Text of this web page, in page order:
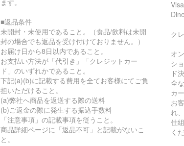
ます。
■返品条件
未開封・未使用であること。（食品/飲料は未開
封の場合でも返品を受け付けておりません。）
お届け日から8日以内であること。
お支払い方法が「代引き」「クレジットカー
ド」のいずれかであること。
下記(a)(b)に記載する費用を全てお客様にてご負
担いただけること。
(a)弊社へ商品を返送する際の送料
(b)ご返金の際に発生する振込手数料
「注意事項」の記載事項を従うこと。
商品詳細ページに「返品不可」と記載がないこ
と。
ク
オ
シ
ド
全
カ
お
れ
仕
く